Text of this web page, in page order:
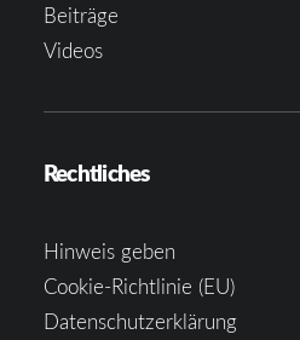
Beiträge
Videos
Rechtliches
Hinweis geben
Cookie-Richtlinie (EU)
Datenschutzerklärung